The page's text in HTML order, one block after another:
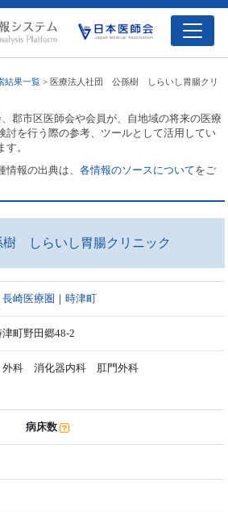
結果一覧 > 医療法人社団 公孫樹 しらいし胃腸クリ
郡市区医師会や会員が、自地域の将来の医療
討を行う際の参考、ツールとして活用してい
。
情報の出典は、各情報のソースについてをご
しらいし胃腸クリニック
長崎医療圏 ｜時津町
町野田郷48-2
科 消化器内科 肛門外科
病床数